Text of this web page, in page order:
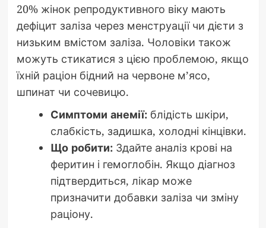
20% жінок репродуктивного віку мають
дефіцит заліза через менструації чи дієти з
низьким вмістом заліза. Чоловіки також
можуть стикатися з цією проблемою, якщо
їхній раціон бідний на червоне м’ясо,
шпинат чи сочевицю.
Симптоми анемії:блідість шкіри,
слабкість, задишка, холодні кінцівки.
Що робити:Здайте аналіз крові на
феритин і гемоглобін. Якщо діагноз
підтвердиться, лікар може
призначити добавки заліза чи зміну
раціону.